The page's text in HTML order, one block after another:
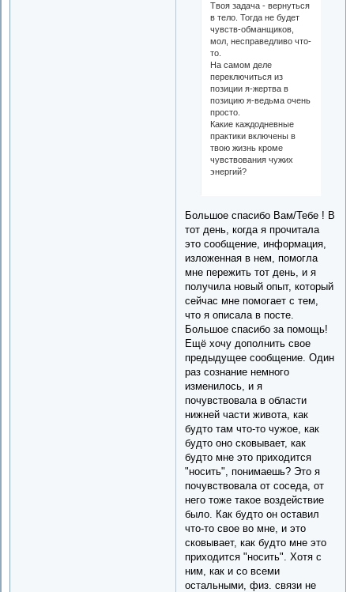
Твоя задача - вернуться
в тело. Тогда не будет
чувств-обманщиков,
мол, несправедливо что-
то.
На самом деле
переключиться из
позиции я-жертва в
позицию я-ведьма очень
просто.
Какие каждодневные
практики включены в
твою жизнь кроме
чувствования чужих
энергий?
Большое спасибо Вам/Тебе ! В
тот день, когда я прочитала
это сообщение, информация,
изложенная в нем, помогла
мне пережить тот день, и я
получила новый опыт, который
сейчас мне помогает с тем,
что я описала в посте.
Большое спасибо за помощь!
Ещё хочу дополнить свое
предыдущее сообщение. Один
раз сознание немного
изменилось, и я
почувствовала в области
нижней части живота, как
будто там что-то чужое, как
будто оно сковывает, как
будто мне это приходится
"носить", понимаешь? Это я
почувствовала от соседа, от
него тоже такое воздействие
было. Как будто он оставил
что-то свое во мне, и это
сковывает, как будто мне это
приходится "носить". Хотя с
ним, как и со всеми
остальными, физ. связи не